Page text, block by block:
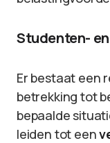
Studenten-
Er bestaat een
betrekking tot
bepaalde
leiden tot een